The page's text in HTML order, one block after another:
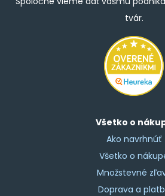
tvár.
Všetko o
Ako navrhnúť
Všetko o
Množstevné
Doprava a